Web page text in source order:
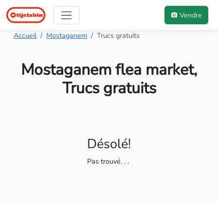
Vendre
Accueil Mostaganem Trucs gratuits
Mostaganem flea market,
Trucs gratuits
Désolé!
Pas trouvé. . .